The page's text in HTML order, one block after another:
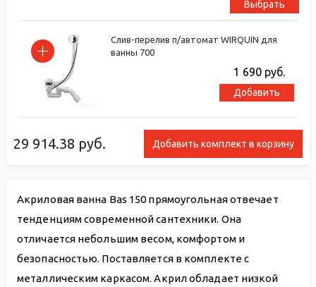
29 914.38 руб. Добавить комплект в корзину
Выбрать
Слив-перелив п/автомат WIRQUIN для
ванны 700
1 690руб.
Добавить
Акриловая ванна Bas 150 прямоугольная отвечает
тенденциям современной сантехники. Она
отличается небольшим весом, комфортом и
безопасностью. Поставляется в комплекте с
металлическим каркасом. Акрил обладает низкой